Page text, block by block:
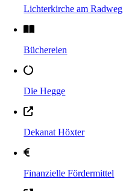
Lichterkirche am Radweg
Büchereien
Die Hegge
Dekanat Höxter
Finanzielle Fördermittel